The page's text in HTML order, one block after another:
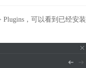
，可以看到已经安装